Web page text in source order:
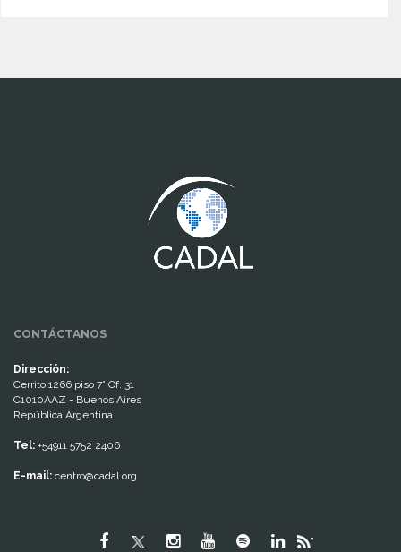
CONTÁCTANOS
Dirección:
Cerrito 1266 piso 7° Of. 31
C1010AAZ - Buenos Aires
República Argentina
Tel: +54911 5752 2406
E-mail: centro@cadal.org
"